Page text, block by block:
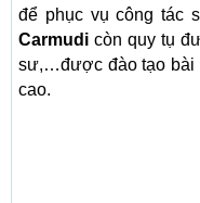
để phục vụ công tác
Carmudi còn quy tụ
sư,…được đào tạo bài
cao.